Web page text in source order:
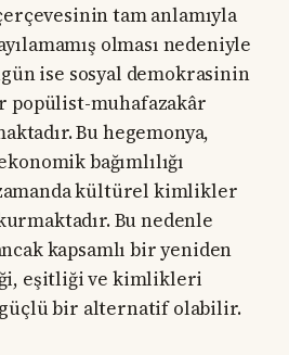
tam anlamıyla
olması nedeniyle
ise sosyal demokrasinin
popülist-muhafazakâr
Bu hegemonya,
bağımlılığı
kültürel kimlikler
Bu nedenle
kapsamlı bir yeniden
eşitliği ve kimlikleri
bir alternatif olabilir.